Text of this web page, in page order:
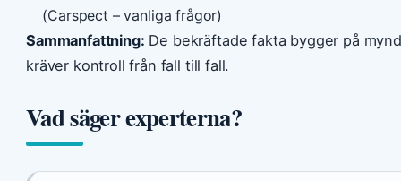
(Carspect – vanliga frågor)
Sammanfattning: De bekräftade fakta bygger på
kräver kontroll från fall till fall.
Vad säger experterna?